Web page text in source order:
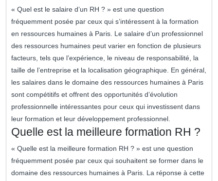
« Quel est le salaire d’un RH ? » est une question
fréquemment posée par ceux qui s’intéressent à la formation
en ressources humaines à Paris. Le salaire d’un professionnel
des ressources humaines peut varier en fonction de plusieurs
facteurs, tels que l’expérience, le niveau de responsabilité, la
taille de l’entreprise et la localisation géographique. En général,
les salaires dans le domaine des ressources humaines à Paris
sont compétitifs et offrent des opportunités d’évolution
professionnelle intéressantes pour ceux qui investissent dans
leur formation et leur développement professionnel.
Quelle est la meilleure formation RH ?
« Quelle est la meilleure formation RH ? » est une question
fréquemment posée par ceux qui souhaitent se former dans le
domaine des ressources humaines à Paris. La réponse à cette